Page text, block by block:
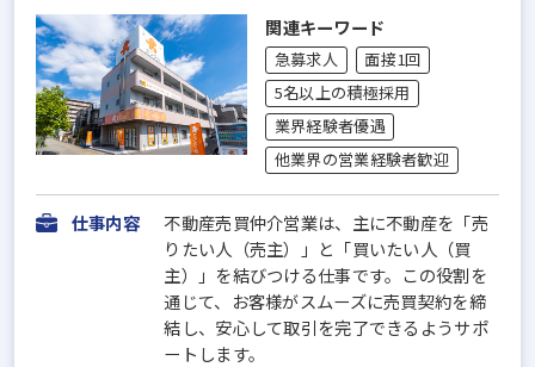
関連キーワード
急募求人
面接1回
5名以上の積極採用
業界経験者優遇
他業界の営業経験者歓迎
仕事内容
不動産売買仲介営業は、主に不動産を「売
りたい人（売主）」と「買いたい人（買
主）」を結びつける仕事です。この役割を
通じて、お客様がスムーズに売買契約を締
結し、安心して取引を完了できるようサポ
ートします。